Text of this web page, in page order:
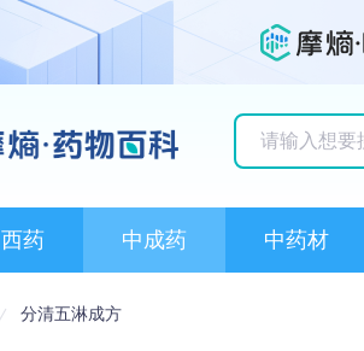
西药 中成药 中药材
分清五淋成方